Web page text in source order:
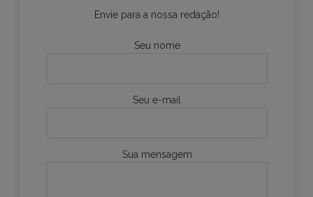
Envie para a nossa redação!
Seu nome
Seu e-mail
Sua mensagem